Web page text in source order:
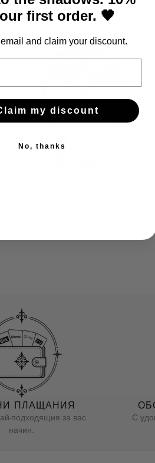
ПЛАЩАНИЯ
подходящия за вас
начин.
С
first order. 🖤
and claim your discount.
my discount
No, thanks